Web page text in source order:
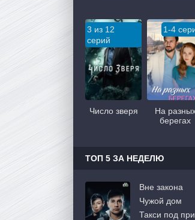
3 из 12
серий
Число зверя
1-4
На
берегах
ТОП 5 ЗА НЕДЕЛЮ
Вне закона
Чужой дом
Такси под